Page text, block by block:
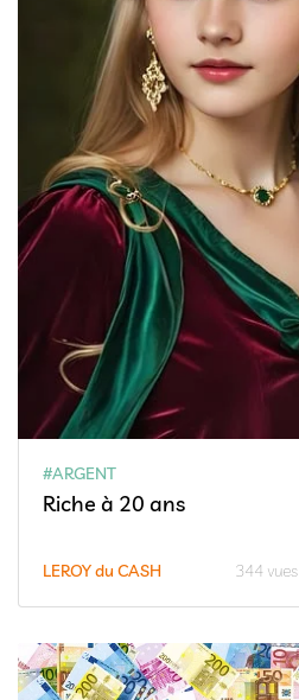
#ARGENT
Riche à 20 ans
LEROY du CASH 344 vues